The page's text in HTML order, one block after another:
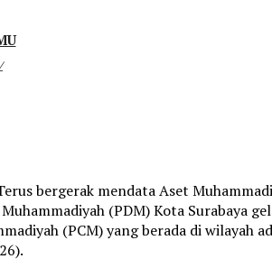
bergerak mendata Aset
(PDM) Kota Surabaya
(PCM) yang berada di wilayah